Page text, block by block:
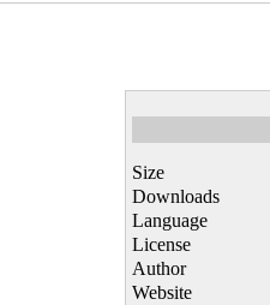
Size
Downloads
Language
License
Author
Website